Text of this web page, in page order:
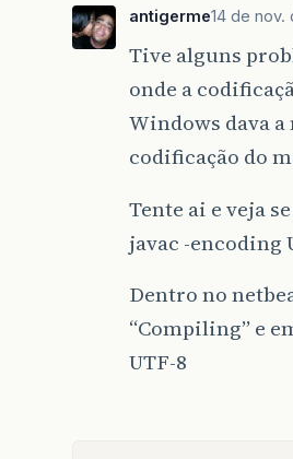
antigerme14 de nov.
Tive alguns
onde a
Windows dava
codificação do
Tente ai e veja
javac -encoding
Dentro no
“Compiling” e
UTF-8